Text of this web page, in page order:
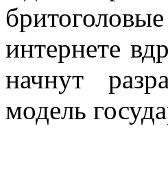
интернете
начнут
модель